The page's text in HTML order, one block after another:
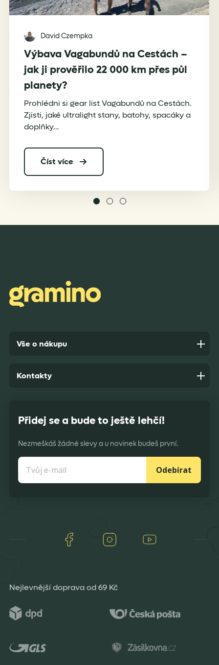
David Czempka
Výbava Vagabundů na Cestách –
jak ji prověřilo 22 000 km přes půl
planety?
Prohlédni si gear list Vagabundů na Cestách.
Zjisti, jaké ultralight stany, batohy, spacáky a
doplňky…
Číst více
Vše o nákupu
Přidej se a bude to ještě lehčí!
Nezmeškáš žádné slevy a u novinek budeš první.
Odebírat
Facebook Instagram
Kontakty
Nejlevnější doprava od 69 Kč